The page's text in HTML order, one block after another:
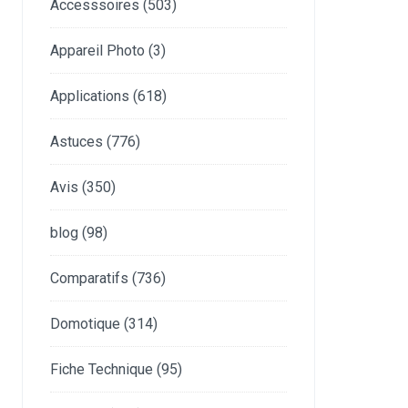
Accesssoires (503)
Appareil Photo (3)
Applications (618)
Astuces (776)
Avis (350)
blog (98)
Comparatifs (736)
Domotique (314)
Fiche Technique (95)